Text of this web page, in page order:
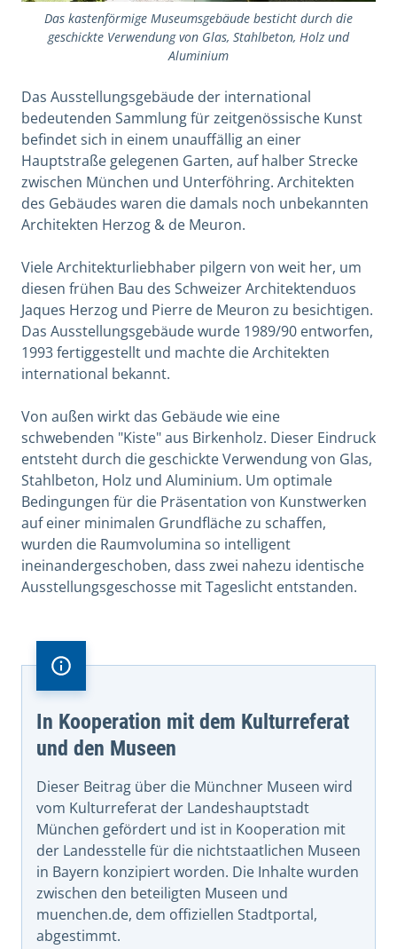
Das kastenförmige Museumsgebäude besticht durch die
geschickte Verwendung von Glas, Stahlbeton, Holz und
Aluminium
Das Ausstellungsgebäude der international
bedeutenden Sammlung für zeitgenössische Kunst
befindet sich in einem unauffällig an einer
Hauptstraße gelegenen Garten, auf halber Strecke
zwischen München und Unterföhring. Architekten
des Gebäudes waren die damals noch unbekannten
Architekten Herzog & de Meuron.
Viele Architekturliebhaber pilgern von weit her, um
diesen frühen Bau des Schweizer Architektenduos
Jaques Herzog und Pierre de Meuron zu besichtigen.
Das Ausstellungsgebäude wurde 1989/90 entworfen,
1993 fertiggestellt und machte die Architekten
international bekannt.
Von außen wirkt das Gebäude wie eine
schwebenden "Kiste" aus Birkenholz. Dieser Eindruck
entsteht durch die geschickte Verwendung von Glas,
Stahlbeton, Holz und Aluminium. Um optimale
Bedingungen für die Präsentation von Kunstwerken
auf einer minimalen Grundfläche zu schaffen,
wurden die Raumvolumina so intelligent
ineinandergeschoben, dass zwei nahezu identische
Ausstellungsgeschosse mit Tageslicht entstanden.
In Kooperation mit dem Kulturreferat
und den Museen
Dieser Beitrag über die Münchner Museen wird
vom Kulturreferat der Landeshauptstadt
München gefördert und ist in Kooperation mit
der Landesstelle für die nichtstaatlichen Museen
in Bayern konzipiert worden. Die Inhalte wurden
zwischen den beteiligten Museen und
muenchen.de, dem offiziellen Stadtportal,
abgestimmt.